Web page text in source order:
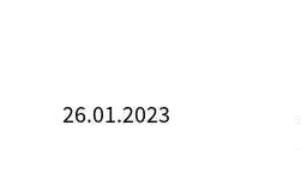
26.01.2023